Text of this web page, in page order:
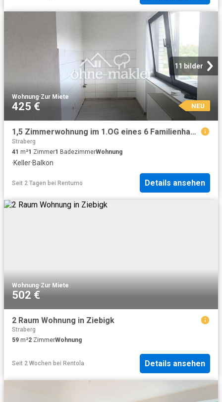
11 bilder
Wohnung·Zur Miete
425 € NEU
1,5 Zimmerwohnung im 1.OG eines 6 Familienhauses
Straberg
41 m²1 Zimmer1 BadezimmerWohnung
·Keller·Balkon
Seit 2 Tagen bei Rentumo Details ansehen
Wohnung·Zur Miete
502 €
2 Raum Wohnung in Ziebigk
Straberg
59 m²2 ZimmerWohnung
Seit 2 Wochen bei Rentola Details ansehen